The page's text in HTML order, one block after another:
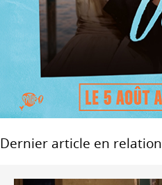
Dernier article en relation